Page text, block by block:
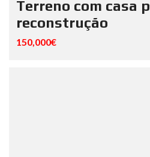
Terreno com casa
reconstrução
150,000€